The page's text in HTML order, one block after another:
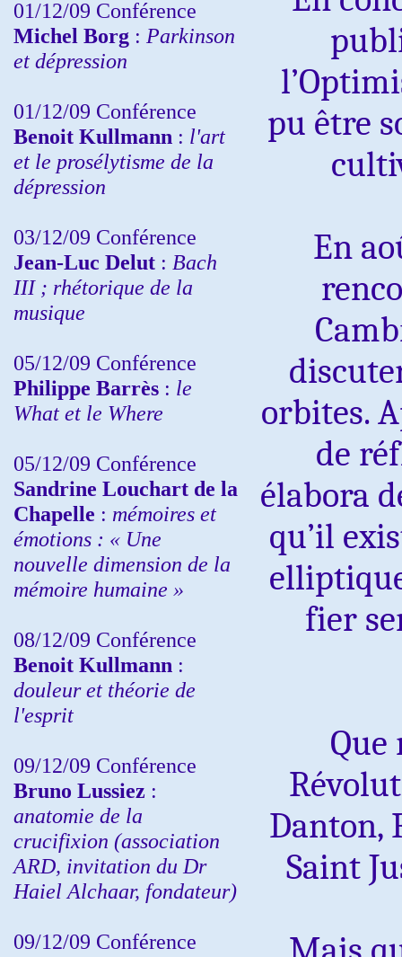
01/12/09 Conférence
Michel Borg : Parkinson
et dépression
01/12/09 Conférence
Benoit Kullmann : l'art
et le prosélytisme de la
dépression
03/12/09 Conférence
Jean-Luc Delut : Bach
III ; rhétorique de la
musique
05/12/09 Conférence
Philippe Barrès : le
What et le Where
05/12/09 Conférence
Sandrine Louchart de la
Chapelle : mémoires et
émotions : « Une
nouvelle dimension de la
mémoire humaine »
08/12/09 Conférence
Benoit Kullmann :
douleur et théorie de
l'esprit
09/12/09 Conférence
Bruno Lussiez :
anatomie de la
crucifixion (association
ARD, invitation du Dr
Haiel Alchaar, fondateur)
09/12/09 Conférence
pu être
En
orbites.
de
élabora
qu’il
fier
Danton,
Saint